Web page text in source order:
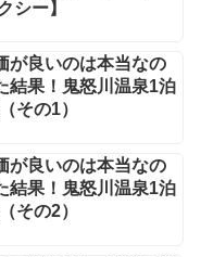
シー】
が良いのは本当なの
結果！鬼怒川温泉1泊
その1）
が良いのは本当なの
結果！鬼怒川温泉1泊
その2）